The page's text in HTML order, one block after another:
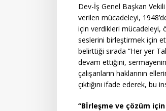
Dev-İş Genel Başkan
verilen mücadeleyi,
için verdikleri mücadeleyi,
seslerini birleştirmek için
belirttiği sırada “Her yer
devam ettiğini,
çalışanların haklarının
çıktığını ifade ederek, bu
“Bİrleşme ve çözüm